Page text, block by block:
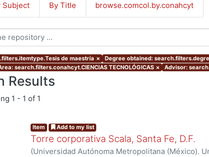
Subject By Title browse.comcol.by.conahcyt
de maestría × Degree obtained:
search.filters.conahcyt.CIENCIAS TECNOLÓGICAS × Advisor:
Results
1 - 1 of 1
Item Add to my list
Torre corporativa Scala, Santa Fe, D.F.
(Universidad Autónoma Metropolitana (México).